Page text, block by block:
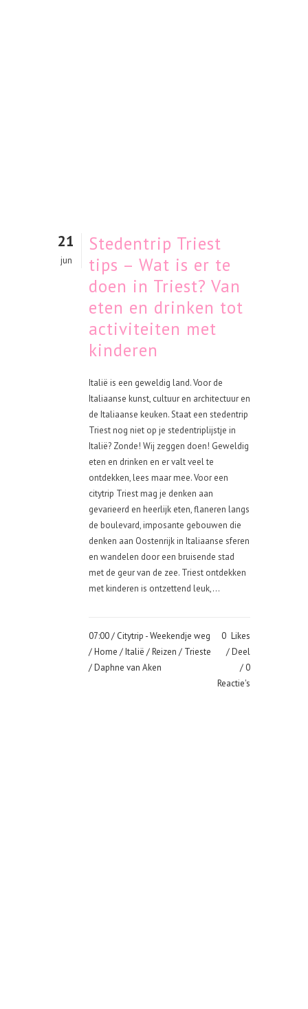
21
jun
Stedentrip Triest
tips – Wat is er te
doen in Triest? Van
eten en drinken tot
activiteiten met
kinderen
Italië is een geweldig land. Voor de
Italiaanse kunst, cultuur en architectuur en
de Italiaanse keuken. Staat een stedentrip
Triest nog niet op je stedentriplijstje in
Italië? Zonde! Wij zeggen doen! Geweldig
eten en drinken en er valt veel te
ontdekken, lees maar mee. Voor een
citytrip Triest mag je denken aan
gevarieerd en heerlijk eten, flaneren langs
de boulevard, imposante gebouwen die
denken aan Oostenrijk in Italiaanse sferen
en wandelen door een bruisende stad
met de geur van de zee. Triest ontdekken
met kinderen is ontzettend leuk,...
07:00 / Citytrip - Weekendje weg
/Home /Italië /Reizen / Trieste
/ Daphne van Aken
0 Likes
Deel
0
Reactie's